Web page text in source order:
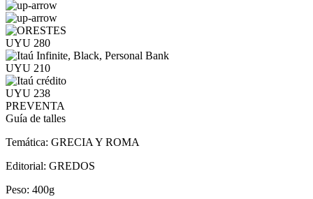
UYU 280
UYU 210
UYU 238
PREVENTA
Guía de talles
Temática: GRECIA Y ROMA
Editorial: GREDOS
Peso: 400g